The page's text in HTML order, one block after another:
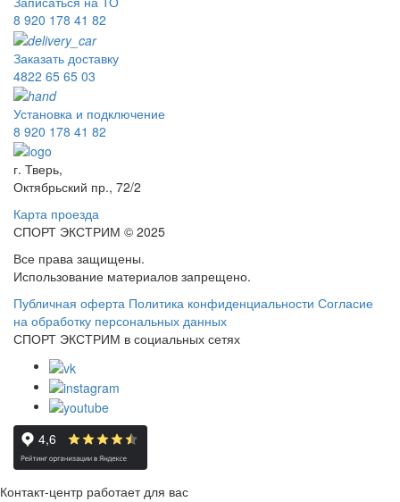
8 920 178 41 82
Заказать доставку
4822 65 65 03
Установка и подключение
8 920 178 41 82
г. Тверь,
Октябрьский пр., 72/2
Карта проезда
СПОРТ ЭКСТРИМ © 2025
Все права защищены.
Использование материалов запрещено.
Публичная оферта Политика конфиденциальности Согласие
на обработку персональных данных
СПОРТ ЭКСТРИМ в социальных сетях
Контакт-центр работает для вас